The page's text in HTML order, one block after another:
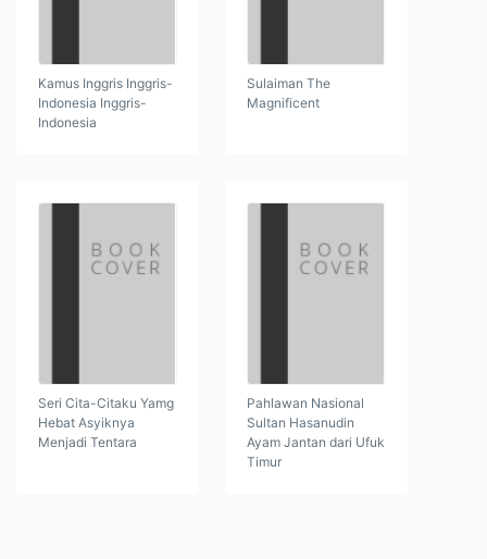
Kamus Inggris Inggris-
Indonesia Inggris-
Indonesia
Sulaiman The
Magnificent
Seri Cita-Citaku Yamg
Hebat Asyiknya
Menjadi Tentara
Pahlawan Nasional
Sultan Hasanudin
Ayam Jantan dari Ufuk
Timur